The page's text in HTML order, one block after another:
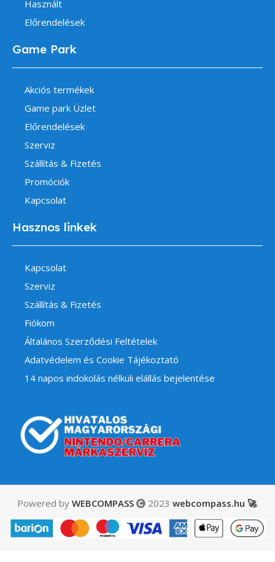
Használt
Előrendelések
Game Park
Akciós termékek
Game park Üzlet
Előrendelések
Szerviz
Szállítás & Fizetés
Promóciók
Kapcsolat
Hasznos linkek
Kapcsolat
Szerviz
Szállítás & Fizetés
Fiókom
Általános Szerződési Feltételek
Adatvédelem és Cookie Tájékoztató
14 napos indokolás nélküli elállás bejelentése
Powered by WEBCOMPASS 2023 webcompass.hu 🚀.